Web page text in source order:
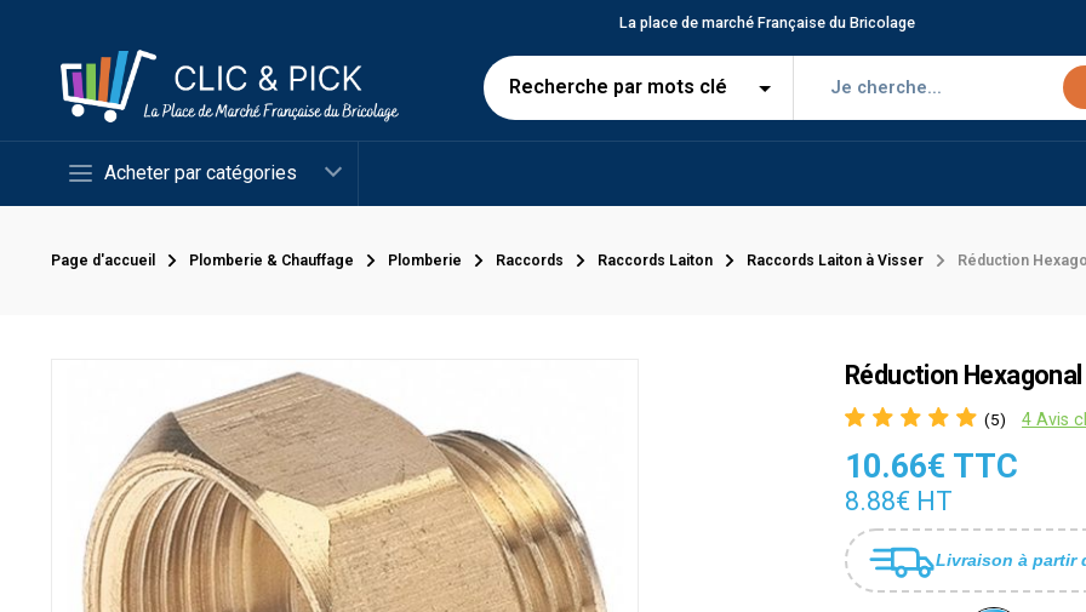
La place de marché Française du Bricolage
Acheter par catégories
Page d'accueil Plomberie & Chauffage Plomberie Raccords Raccords Laiton Raccords Laiton à Visser Réduction
Réduction
(5) 4 Avis
10.66€ TTC
8.88€ HT
Livraison à partir